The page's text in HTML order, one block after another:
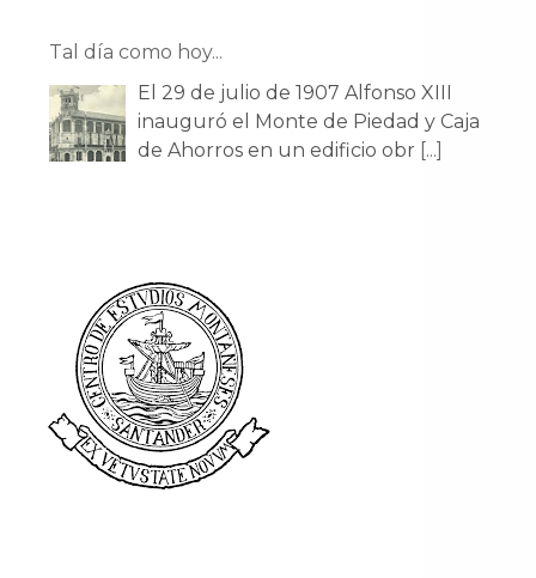
Tal día como hoy...
El 29 de julio de 1907 Alfonso XIII
inauguró el Monte de Piedad y Caja
de Ahorros en un edificio obr [...]